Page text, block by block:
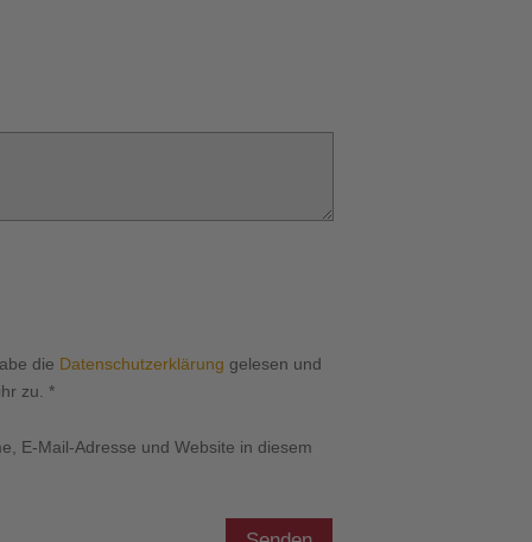
die Datenschutzerklärung gelesen und
zu. *
E-Mail-Adresse und Website in diesem